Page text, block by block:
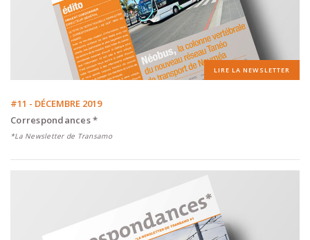
LIRE LA NEWSLETTER
#11 - DÉCEMBRE 2019
Correspondances *
*La Newsletter de Transamo